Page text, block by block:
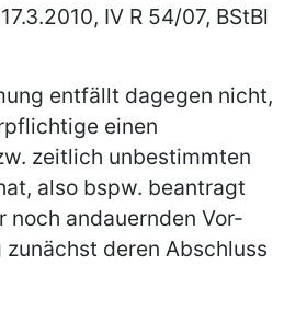
IV R 54/07, BStBl
entfällt dagegen nicht,
einen
zeitlich unbestimmten
also bspw. beantragt
noch andauernden Vor-
deren Abschluss